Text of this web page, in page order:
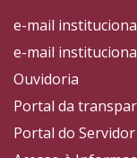
e-mail
e-mail
Ouvidoria
Portal da
Portal do Servidor